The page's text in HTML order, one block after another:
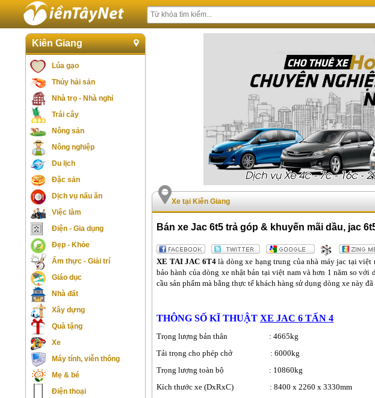
Kiên Giang
Lúa gạo
Thủy hải sản
Nhà trọ - Nhà nghỉ
Trái cây
Nông sản
Nông nghiệp
Du lịch
Đặc sản
Dịch vụ nấu ăn
Việc làm
Điện - Gia dụng
Đẹp - Khỏe
Ẩm thực - Giải trí
Giáo dục
Nhà đất
Xây dựng
Quà tặng
Xe
Máy tính, viễn thông
Mẹ & bé
Điện thoại
Xe tại Kiên Giang
Bán xe Jac 6t5 trả góp & khuyến mãi dầu, jac
XE TAI JAC 6T4là dòng xe hạng trung của nhà máy jac tại
bảo hành của dòng xe nhật bản tại việt nam và hơn 1 năm so
cầu sản phẩm mà bằng thực tế khách hàng sử dụng dòng xe này
THÔNG SỐ KĨ THUẬT XE JAC 6 TẤN 4
Trọng lượng bản thân : 4665kg
Tải trọng cho phép chở : 6000kg
Trọng lượng toàn bộ : 10860kg
Kích thước xe (DxRxC) : 8400 x 2260 x 3330mm